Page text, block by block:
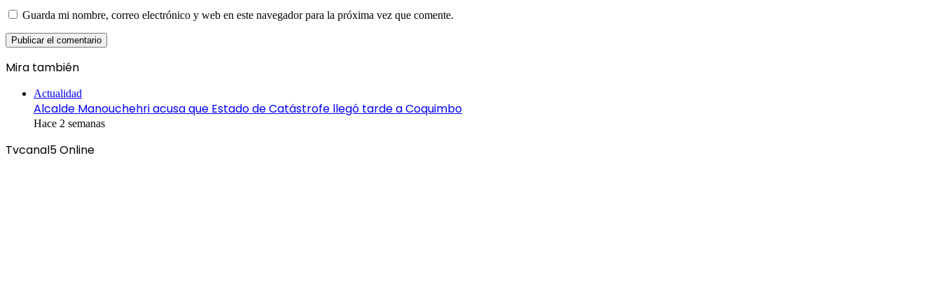
Guarda mi nombre, correo electrónico y web en este navegador para la próxima vez que comente.
Mira también
Actualidad
Alcalde Manouchehri acusa que Estado de Catástrofe llegó tarde a Coquimbo
Hace 2 semanas
Tvcanal5 Online